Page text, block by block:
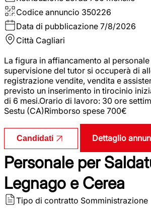
Codice annuncio 350226
Data di pubblicazione 7/8/2026
Città Cagliari
La figura in affiancamento al
supervisione del tutor si occuperà di
registrazione vendite, vendita e
previsto un inserimento in tirocinio
di 6 mesi.Orario di lavoro: 30 ore
Sestu (CA)Rimborso spese 700€
Candidati Dettaglio
Personale per
Legnago e Cerea
Tipo di contratto Somministrazione